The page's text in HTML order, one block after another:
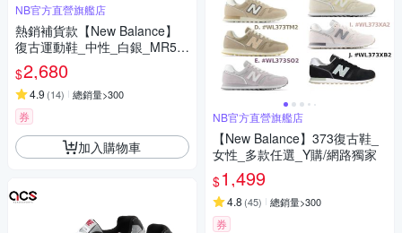
NB官方直營旗艦店
熱銷補貨款【New Balance】
復古運動鞋_中性_白銀_MR53
0SG-D楦
$2,680
4.9 (14) 總銷量>300
券
加入購物車
NB官方直營旗艦店
【New Balance】373復古鞋_
女性_多款任選_Y購/網路獨家
$1,499
4.8 (45) 總銷量>300
券